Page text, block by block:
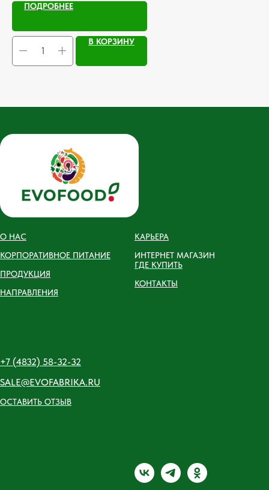
ПОДРОБНЕЕ
В КОРЗИНУ
О НАС
КОРПОРАТИВНОЕ ПИТАНИЕ
ПРОДУКЦИЯ
НАПРАВЛЕНИЯ
КАРЬЕРА
ИНТЕРНЕТ МАГАЗИН
ГДЕ КУПИТЬ
КОНТАКТЫ
+7 (4832) 58-32-32
SALE@EVOFABRIKA.RU
ОСТАВИТЬ ОТЗЫВ